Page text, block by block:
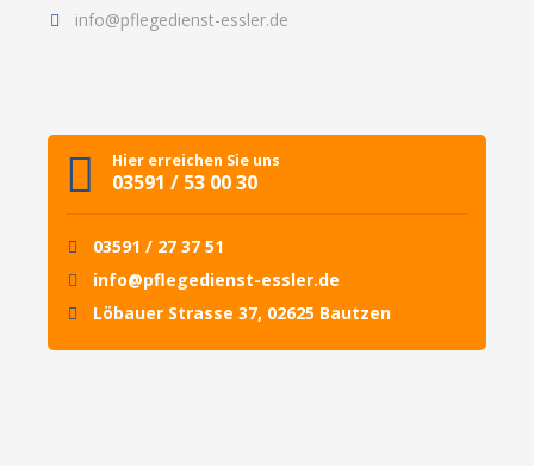
info@pflegedienst-essler.de
Hier erreichen Sie uns
03591 / 53 00 30
03591 / 27 37 51
info@pflegedienst-essler.de
Löbauer Strasse 37, 02625 Bautzen